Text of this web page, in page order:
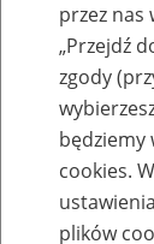
Baza
przez nas
„Przejdź
zgody
będziemy
cookies.
plików